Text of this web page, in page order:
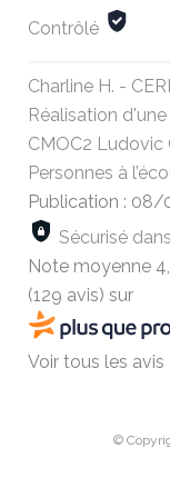
Contrôlé
Charline H. -
Réalisation
CMOC2 Ludovic
Personnes à
Publication :
Sécurisé
Note moyenne
(129 avis) sur
Voir tous les avis
©